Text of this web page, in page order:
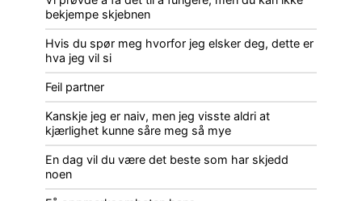
bekjempe skjebnen
Hvis du spør meg hvorfor jeg elsker deg, dette er
hva jeg vil si
Feil partner
Kanskje jeg er naiv, men jeg visste aldri at
kjærlighet kunne såre meg så mye
En dag vil du være det beste som har skjedd
noen